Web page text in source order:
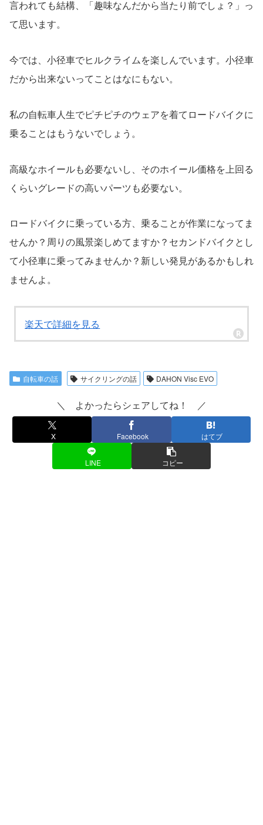
言われても結構、「趣味なんだから当たり前でしょ？」っ
て思います。
今では、小径車でヒルクライムを楽しんでいます。小径車
だから出来ないってことはなにもない。
私の自転車人生でピチピチのウェアを着てロードバイクに
乗ることはもうないでしょう。
高級なホイールも必要ないし、そのホイール価格を上回る
くらいグレードの高いパーツも必要ない。
ロードバイクに乗っている方、乗ることが作業になってま
せんか？周りの風景楽しめてますか？セカンドバイクとし
て小径車に乗ってみませんか？新しい発見があるかもしれ
ませんよ。
楽天で詳細を見る
自転車の話 サイクリングの話 DAHON Visc EVO
＼ よかったらシェアしてね！ ／
X Facebook はてブ
LINE コピー